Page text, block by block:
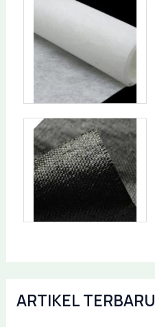
ARTIKEL TERBARU